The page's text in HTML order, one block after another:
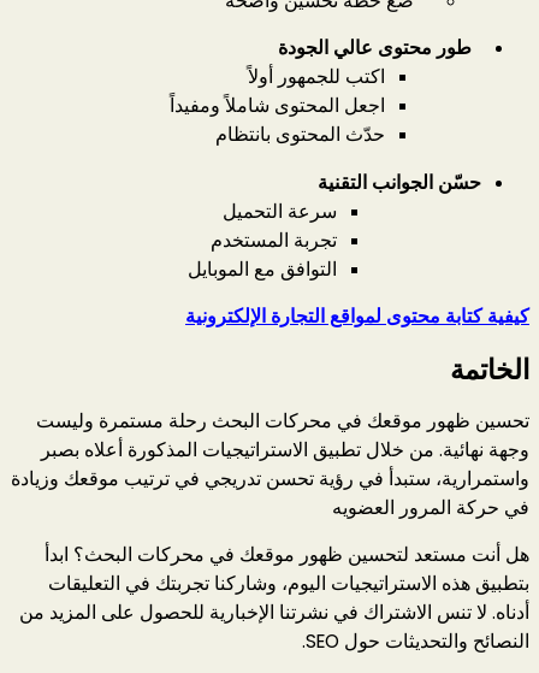
طور محتوى عالي الجودة
اكتب للجمهور أولاً
اجعل المحتوى شاملاً ومفيداً
حدّث المحتوى بانتظام
حسّن الجوانب التقنية
سرعة التحميل
تجربة المستخدم
التوافق مع الموبايل
كيفية كتابة محتوى لمواقع التجارة الإلكترونية
الخاتمة
تحسين ظهور موقعك في محركات البحث رحلة مستمرة وليست
وجهة نهائية. من خلال تطبيق الاستراتيجيات المذكورة أعلاه بصبر
واستمرارية، ستبدأ في رؤية تحسن تدريجي في ترتيب موقعك وزيادة
في حركة المرور العضويه
هل أنت مستعد لتحسين ظهور موقعك في محركات البحث؟ ابدأ
بتطبيق هذه الاستراتيجيات اليوم، وشاركنا تجربتك في التعليقات
أدناه. لا تنس الاشتراك في نشرتنا الإخبارية للحصول على المزيد من
النصائح والتحديثات حول SEO.